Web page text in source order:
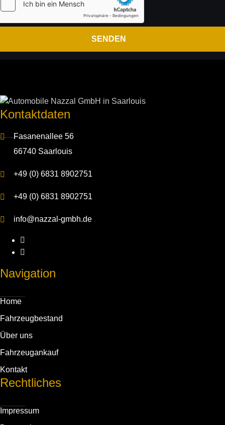
Kontakt­daten
Fasanenallee 56
66740 Saarlouis
+49 (0) 6831 8902751
+49 (0) 6831 8902751
info@nazzal-gmbh.de
Navigation
Home
Fahrzeug­bestand
Über uns
Fahrzeug­ankauf
Kontakt
Rechtliches
Impressum